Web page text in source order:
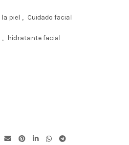
la piel , Cuidado facial
, hidratante facial